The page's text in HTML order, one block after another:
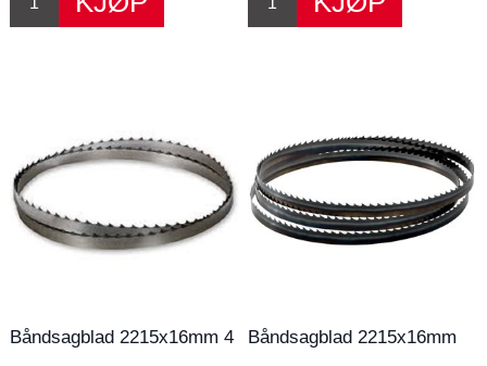
Båndsagblad 2215x16mm 4
Båndsagblad 2215x16mm